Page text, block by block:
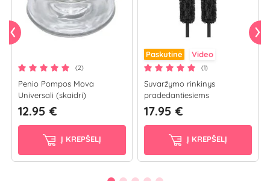
(2)
Penio Pompos Mova
Universali (skaidri)
12.95 €
Į KREPŠELĮ
Paskutinė Video
(1)
Suvaržymo rinkinys
pradedantiesiems
17.95 €
Į KREPŠELĮ